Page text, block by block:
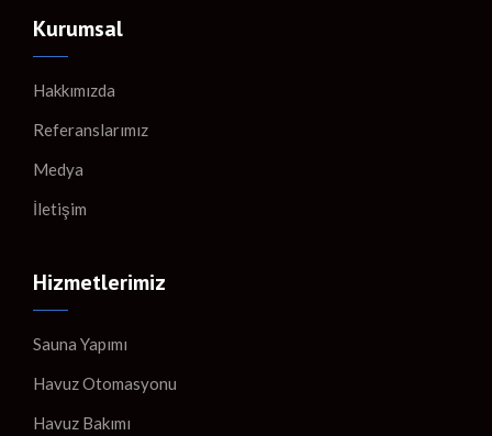
Kurumsal
Hakkımızda
Referanslarımız
Medya
İletişim
Hizmetlerimiz
Sauna Yapımı
Havuz Otomasyonu
Havuz Bakımı